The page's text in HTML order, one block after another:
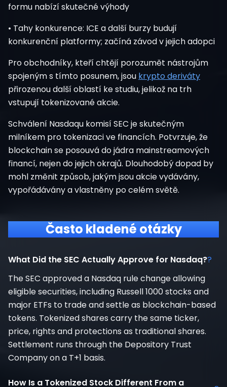
formu nabízí skutečné výhody
• Tahy konkurence: ICE a další burzy budují
konkurenční platformy; začíná závod v jejich adopci
Pro obchodníky, kteří chtějí porozumět nástrojům
spojeným s tímto posunem,jsou krypto deriváty
přirozenou další oblastí ke studiu, jelikož na trh
vstupují tokenizované akcie.
Schválení Nasdaqu komisí SEC je skutečným
milníkem pro tokenizaci ve financích. Potvrzuje, že
blockchain se posouvá do jádra mainstreamových
financí, nejen do jejich okrajů. Dlouhodobý dopad by
mohl změnit způsob, jakým jsou akcie vydávány,
vypořádávány a vlastněny po celém světě.
Často kladené otázky
What Did the SEC Actually Approve for Nasdaq??
The SEC approved a Nasdaq rule change allowing
eligible securities, including Russell 1000 stocks and
major ETFs to trade and settle as blockchain-based
tokens. Tokenized shares carry the same ticker,
price, rights and protections as traditional shares.
Settlement runs through the Depository Trust
Company on a T+1 basis.
How Is a Tokenized Stock Different From a